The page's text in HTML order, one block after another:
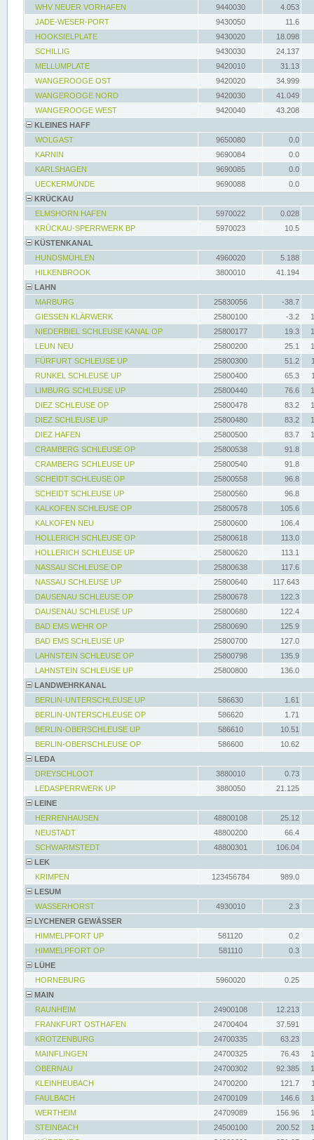
WHV NEUER VORHAFEN
9440030
4.053
JADE-WESER-PORT
9430050
11.6
HOOKSIELPLATE
9430020
18.098
SCHILLIG
9430030
24.137
MELLUMPLATE
9420010
31.13
WANGEROOGE OST
9420020
34.999
WANGEROOGE NORD
9420030
41.049
WANGEROOGE WEST
9420040
43.208
KLEINES HAFF
WOLGAST
9650080
0.0
KARNIN
9690084
0.0
KARLSHAGEN
9690085
0.0
UECKERMÜNDE
9690088
0.0
KRÜCKAU
ELMSHORN HAFEN
5970022
0.028
KRÜCKAU-SPERRWERK BP
5970023
10.5
KÜSTENKANAL
HUNDSMÜHLEN
4960020
5.188
HILKENBROOK
3800010
41.194
LAHN
MARBURG
25830056
-38.7
GIESSEN KLÄRWERK
25800100 -3.2
NIEDERBIEL SCHLEUSE KANAL OP
25800177 19.3
LEUN NEU
25800200 25.1
FÜRFURT SCHLEUSE UP
25800300 51.2
RUNKEL SCHLEUSE UP
25800400 65.3
LIMBURG SCHLEUSE UP
25800440 76.6
DIEZ SCHLEUSE OP
25800478 83.2
DIEZ SCHLEUSE UP
25800480 83.2
DIEZ HAFEN
25800500 83.7
CRAMBERG SCHLEUSE OP
25800538
91.8
CRAMBERG SCHLEUSE UP
25800540
91.8
SCHEIDT SCHLEUSE OP
25800558
96.8
SCHEIDT SCHLEUSE UP
25800560
96.8
KALKOFEN SCHLEUSE OP
25800578
105.6
KALKOFEN NEU
25800600
106.4
HOLLERICH SCHLEUSE OP
25800618
113.0
HOLLERICH SCHLEUSE UP
25800620
113.1
NASSAU SCHLEUSE OP
25800638
117.6
NASSAU SCHLEUSE UP
25800640
117.643
DAUSENAU SCHLEUSE OP
25800678
122.3
DAUSENAU SCHLEUSE UP
25800680
122.4
BAD EMS WEHR OP
25800690
125.9
BAD EMS SCHLEUSE UP
25800700
127.0
LAHNSTEIN SCHLEUSE OP
25800798
135.9
LAHNSTEIN SCHLEUSE UP
25800800
136.0
LANDWEHRKANAL
BERLIN-UNTERSCHLEUSE UP
586630
1.61
BERLIN-UNTERSCHLEUSE OP
586620
1.71
BERLIN-OBERSCHLEUSE UP
586610
10.51
BERLIN-OBERSCHLEUSE OP
586600
10.62
LEDA
DREYSCHLOOT
3880010
0.73
LEDASPERRWERK UP
3880050
21.125
LEINE
HERRENHAUSEN
48800108
25.12
NEUSTADT
48800200
66.4
SCHWARMSTEDT
48800301
106.04
LEK
KRIMPEN
123456784
989.0
LESUM
WASSERHORST
4930010
2.3
LYCHENER GEWÄSSER
HIMMELPFORT UP
581120
0.2
HIMMELPFORT OP
581110
0.3
LÜHE
HORNEBURG
5960020
0.25
MAIN
RAUNHEIM
24900108
12.213
FRANKFURT OSTHAFEN
24700404
37.591
KROTZENBURG
24700335
63.23
MAINFLINGEN
24700325 76.43
OBERNAU
24700302 92.385
KLEINHEUBACH
24700200 121.7
FAULBACH
24700109 146.6
WERTHEIM
24709089 156.96
STEINBACH
24500100 200.52